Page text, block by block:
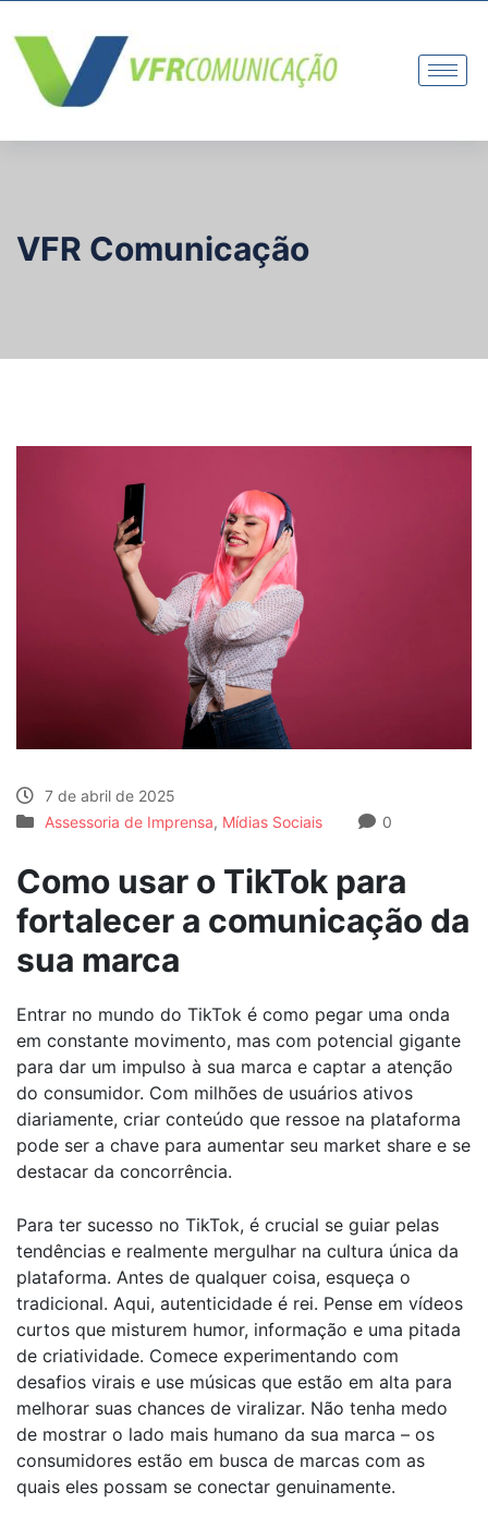
VFR Comunicação
7 de abril de 2025
Assessoria de Imprensa, Mídias Sociais 0
Como usar o TikTok para
fortalecer a comunicação da
sua marca
Entrar no mundo do TikTok é como pegar uma onda
em constante movimento, mas com potencial gigante
para dar um impulso à sua marca e captar a atenção
do consumidor. Com milhões de usuários ativos
diariamente, criar conteúdo que ressoe na plataforma
pode ser a chave para aumentar seu market share e se
destacar da concorrência.
Para ter sucesso no TikTok, é crucial se guiar pelas
tendências e realmente mergulhar na cultura única da
plataforma. Antes de qualquer coisa, esqueça o
tradicional. Aqui, autenticidade é rei. Pense em vídeos
curtos que misturem humor, informação e uma pitada
de criatividade. Comece experimentando com
desafios virais e use músicas que estão em alta para
melhorar suas chances de viralizar. Não tenha medo
de mostrar o lado mais humano da sua marca – os
consumidores estão em busca de marcas com as
quais eles possam se conectar genuinamente.